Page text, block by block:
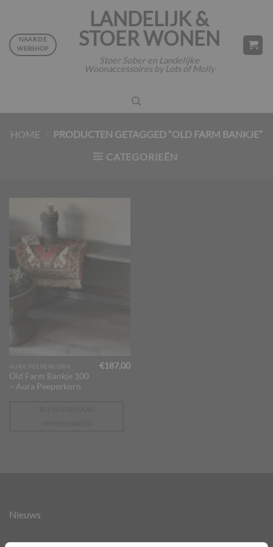
inhoud
LANDELIJK &
STOER WONEN
Stoer Sober en Landelijke
Woonaccessoires by Lots of Molly
NAAR DE
WEBSHOP
HOME
PRODUCTEN GETAGGED “OLD FARM BANKJE”
CATEGORIEËN
AURA PEEPERKORN
Old Farm Bankje 100
– Aura Peeperkorn
€187,00
Nieuws